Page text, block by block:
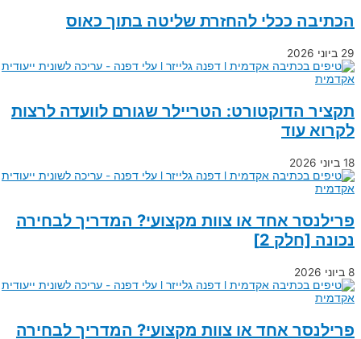
הכתיבה ככלי להחזרת שליטה בתוך כאוס
29 ביוני 2026
תקציר הדוקטורט: הטריילר שגורם לוועדה לרצות
לקרוא עוד
18 ביוני 2026
פרילנסר אחד או צוות מקצועי? המדריך לבחירה
נכונה [חלק 2]
פרילנסר אחד או צוות מקצועי? המדריך לבחירה